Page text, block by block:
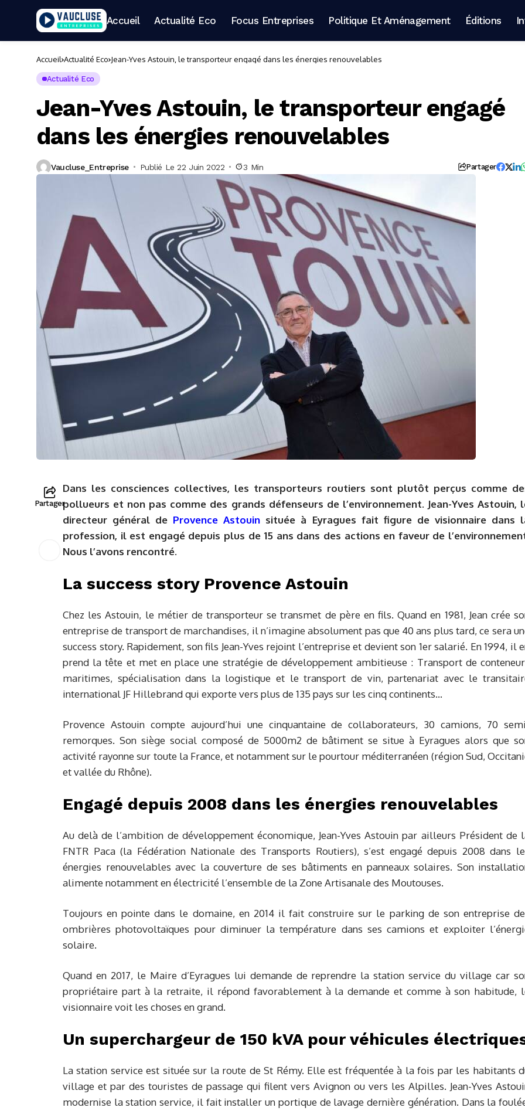
Accueil Actualité Eco Focus Entreprises Politique Et Aménagement Éditions
Accueil Actualité Eco Jean-Yves Astouin, le transporteur engagé dans les énergies renouvelables
Actualité Eco
Jean-Yves Astouin, le transporteur engagé
dans les énergies renouvelables
Vaucluse_Entreprise Publié Le 22 Juin 2022 3 Min Partager
Partager
Dans les consciences collectives, les transporteurs routiers sont plutôt perçus comme
pollueurs et non pas comme des grands défenseurs de l’environnement. Jean-Yves Astouin,
directeur général de Provence Astouin située à Eyragues fait figure de visionnaire dans
profession, il est engagé depuis plus de 15 ans dans des actions en faveur de
Nous l’avons rencontré.
La success story Provence Astouin
Chez les Astouin, le métier de transporteur se transmet de père en fils. Quand en 1981, Jean crée
entreprise de transport de marchandises, il n’imagine absolument pas que 40 ans plus tard, ce sera
success story. Rapidement, son fils Jean-Yves rejoint l’entreprise et devient son 1er salarié. En 1994, il
prend la tête et met en place une stratégie de développement ambitieuse : Transport de
maritimes, spécialisation dans la logistique et le transport de vin, partenariat avec le
international JF Hillebrand qui exporte vers plus de 135 pays sur les cinq continents…
Provence Astouin compte aujourd’hui une cinquantaine de collaborateurs, 30 camions, 70
remorques. Son siège social composé de 5000m2 de bâtiment se situe à Eyragues alors que
activité rayonne sur toute la France, et notamment sur le pourtour méditerranéen (région Sud,
et vallée du Rhône).
Engagé depuis 2008 dans les énergies renouvelables
Au delà de l’ambition de développement économique, Jean-Yves Astouin par ailleurs Président de
FNTR Paca (la Fédération Nationale des Transports Routiers), s’est engagé depuis 2008 dans
énergies renouvelables avec la couverture de ses bâtiments en panneaux solaires. Son
alimente notamment en électricité l’ensemble de la Zone Artisanale des Moutouses.
Toujours en pointe dans le domaine, en 2014 il fait construire sur le parking de son entreprise
ombrières photovoltaïques pour diminuer la température dans ses camions et exploiter
solaire.
Quand en 2017, le Maire d’Eyragues lui demande de reprendre la station service du village car
propriétaire part à la retraite, il répond favorablement à la demande et comme à son habitude,
visionnaire voit les choses en grand.
Un superchargeur de 150 kVA pour véhicules
La station service est située sur la route de St Rémy. Elle est fréquentée à la fois par les habitants
village et par des touristes de passage qui filent vers Avignon ou vers les Alpilles. Jean-Yves
modernise la station service, il fait installer un portique de lavage dernière génération. Dans la